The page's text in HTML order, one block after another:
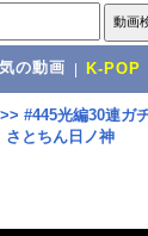
の動画 K-POP
#445光編30連ガ
さとちん日ノ神